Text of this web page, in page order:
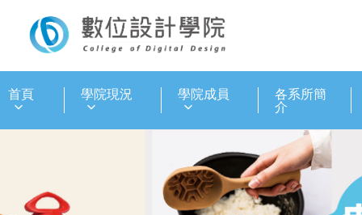
首頁 學院現況 學院成員 各系所簡
介